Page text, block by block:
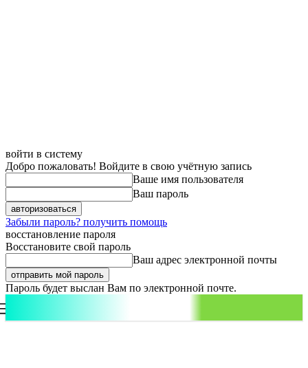
войти в систему
Добро пожаловать! Войдите в свою учётную запись
Ваше имя пользователя
Ваш пароль
Забыли пароль? получить помощь
восстановление пароля
Восстановите свой пароль
Ваш адрес электронной почты
Пароль будет выслан Вам по электронной почте.